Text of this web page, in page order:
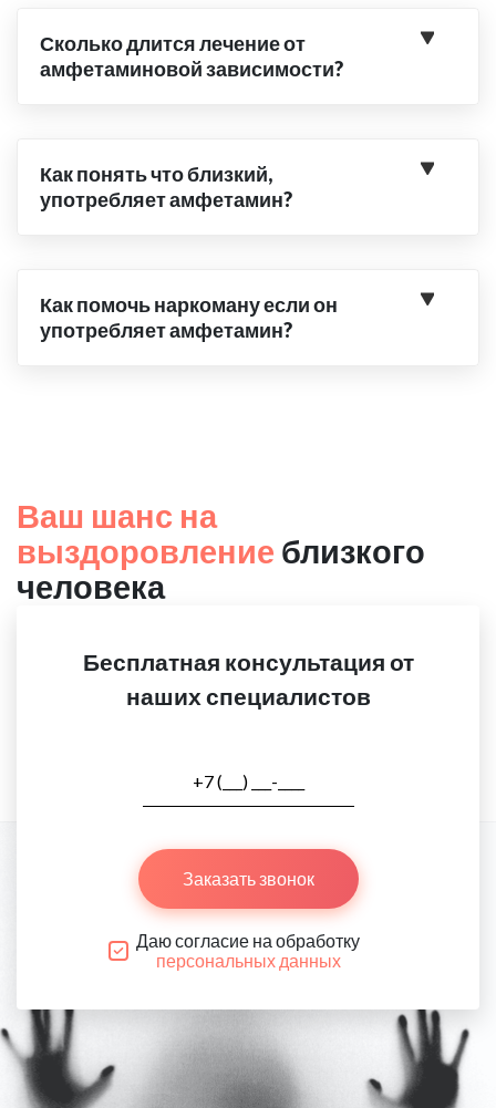
Сколько длится лечение от
амфетаминовой зависимости?
Как понять что близкий,
употребляет амфетамин?
Как помочь наркоману если он
употребляет амфетамин?
Ваш шанс на
выздоровление близкого
человека
Бесплатная консультация от
наших специалистов
Заказать звонок
Даю согласие на обработку
персональных данных